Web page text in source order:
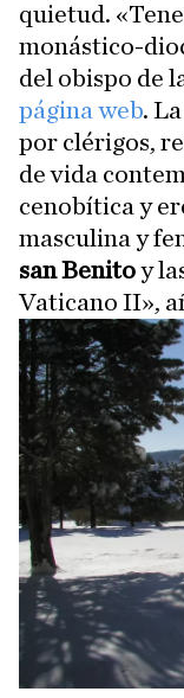
quietud.
monástico-
del obispo de
página web.
por clérigos,
de vida
cenobítica y
masculina y
san Benitoy
Vaticano II»,